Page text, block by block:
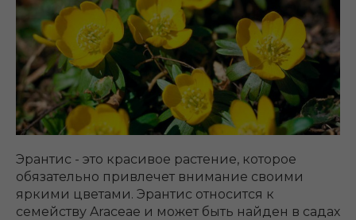
Эрантис - это красивое растение, которое
обязательно привлечет внимание своими
яркими цветами. Эрантис относится к
семейству Araceae и может быть найден в садах